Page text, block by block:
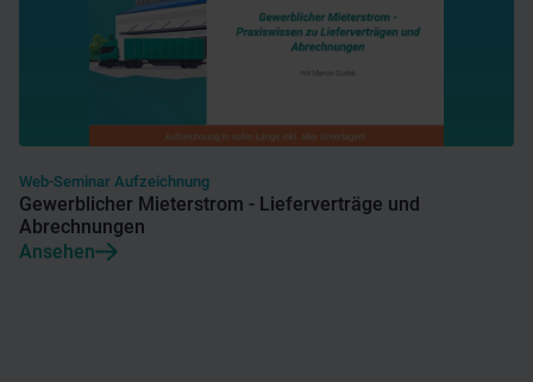
Web-Seminar Aufzeichnung
Gewerblicher Mieterstrom - Lieferverträge und
Abrechnungen
Ansehen